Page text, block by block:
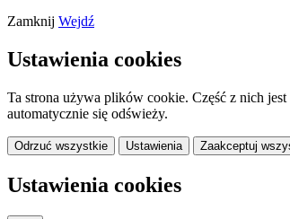
Zamknij Wejdź
Ustawienia cookies
Ta strona używa plików cookie. Część z nich
automatycznie się odświeży.
Odrzuć wszystkie Ustawienia Zaakceptuj
Ustawienia cookies